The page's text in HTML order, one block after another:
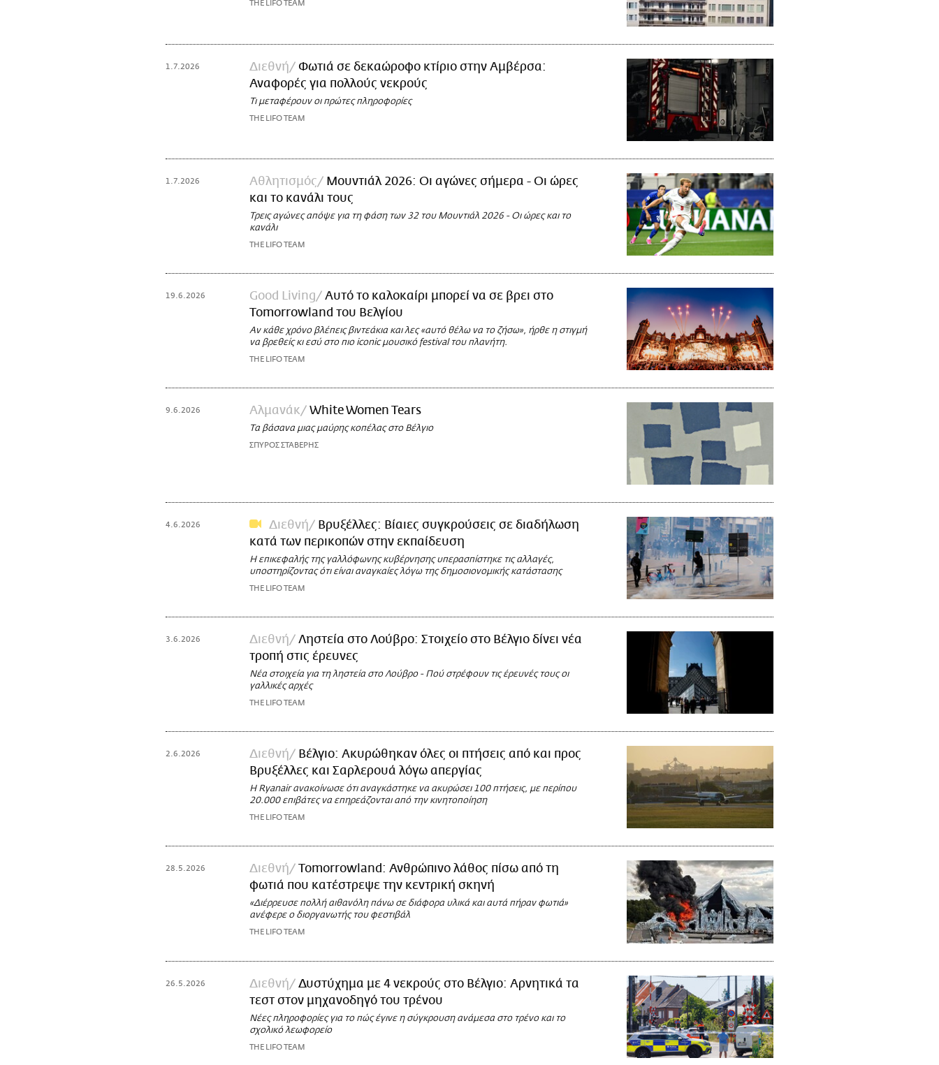
THE LIFO TEAM
1.7.2026 Διεθνή
Φωτιά σε δεκαώροφο κτίριο στην Αμβέρσα:
Αναφορές για πολλούς νεκρούς
Τι μεταφέρουν οι πρώτες πληροφορίες
THE LIFO TEAM
1.7.2026 Αθλητισμός
Μουντιάλ 2026: Οι αγώνες σήμερα - Οι ώρες
και το κανάλι τους
Τρεις αγώνες απόψε για τη φάση των 32 του Μουντιάλ 2026 - Οι ώρες και το
κανάλι
THE LIFO TEAM
19.6.2026 Good Living
Αυτό το καλοκαίρι μπορεί να σε βρει στο
Tomorrowland του Βελγίου
Αν κάθε χρόνο βλέπεις βιντεάκια και λες «αυτό θέλω να το ζήσω», ήρθε η στιγμή
να βρεθείς κι εσύ στο πιο iconic μουσικό festival του πλανήτη.
THE LIFO TEAM
9.6.2026 Αλμανάκ White Women Tears
Τα βάσανα μιας μαύρης κοπέλας στο Βέλγιο
ΣΠΥΡΟΣ ΣΤΑΒΕΡΗΣ
4.6.2026 Διεθνή
Βρυξέλλες: Βίαιες συγκρούσεις σε διαδήλωση
κατά των περικοπών στην εκπαίδευση
Η επικεφαλής της γαλλόφωνης κυβέρνησης υπερασπίστηκε τις αλλαγές,
υποστηρίζοντας ότι είναι αναγκαίες λόγω της δημοσιονομικής κατάστασης
THE LIFO TEAM
3.6.2026 Διεθνή
Ληστεία στο Λούβρο: Στοιχείο στο Βέλγιο δίνει νέα
τροπή στις έρευνες
Νέα στοιχεία για τη ληστεία στο Λούβρο - Πού στρέφουν τις έρευνές τους οι
γαλλικές αρχές
THE LIFO TEAM
2.6.2026 Διεθνή
Βέλγιο: Ακυρώθηκαν όλες οι πτήσεις από και προς
Βρυξέλλες και Σαρλερουά λόγω απεργίας
Η Ryanair ανακοίνωσε ότι αναγκάστηκε να ακυρώσει 100 πτήσεις, με περίπου
20.000 επιβάτες να επηρεάζονται από την κινητοποίηση
THE LIFO TEAM
28.5.2026 Διεθνή
Tomorrowland: Ανθρώπινο λάθος πίσω από τη
φωτιά που κατέστρεψε την κεντρική σκηνή
«Διέρρευσε πολλή αιθανόλη πάνω σε διάφορα υλικά και αυτά πήραν φωτιά»
ανέφερε ο διοργανωτής του φεστιβάλ
THE LIFO TEAM
26.5.2026 Διεθνή
Δυστύχημα με 4 νεκρούς στο Βέλγιο: Αρνητικά τα
τεστ στον μηχανοδηγό του τρένου
Νέες πληροφορίες για το πώς έγινε η σύγκρουση ανάμεσα στο τρένο και το
σχολικό λεωφορείο
THE LIFO TEAM